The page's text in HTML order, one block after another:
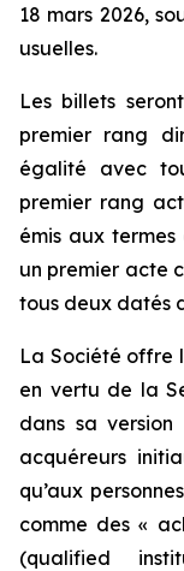
18 mars 2026,
usuelles.
Les billets
premier rang
égalité avec
premier rang
émis aux
un premier acte
tous deux datés
La Société offre
en vertu de la
dans sa
acquéreurs
qu’aux
comme des «
(qualified